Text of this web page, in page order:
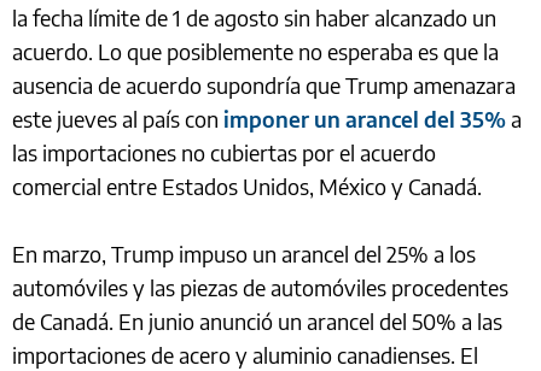
la fecha límite de 1 de agosto sin haber alcanzado un
acuerdo. Lo que posiblemente no esperaba es que la
ausencia de acuerdo supondría que Trump amenazara
este jueves al país con imponer un arancel del 35%a
las importaciones no cubiertas por el acuerdo
comercial entre Estados Unidos, México y Canadá.
En marzo, Trump impuso un arancel del 25% a los
automóviles y las piezas de automóviles procedentes
de Canadá. En junio anunció un arancel del 50% a las
importaciones de acero y aluminio canadienses. El